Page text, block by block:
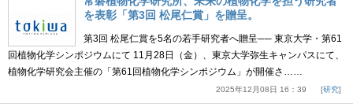
を表彰「第3回 松尾仁賞」を贈呈。
第3回 松尾仁賞を5名の若手研究者へ贈呈── 東京大学・第61
回植物化学シンポジウムにて 11月28日（金）、東京大学弥生キャンパスにて、
植物化学研究会主催の「第61回植物化学シンポジウム」が開催さ……
2025年12月08日 16：39 研究